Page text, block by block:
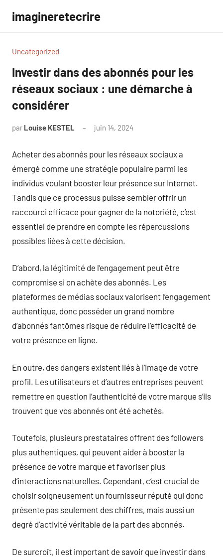
contenu
imagineretecrire
Uncategorized
Investir dans des abonnés pour les
réseaux sociaux : une démarche à
considérer
par Louise KESTEL juin 14, 2024
Acheter des abonnés pour les réseaux sociaux a
émergé comme une stratégie populaire parmi les
individus voulant booster leur présence sur Internet.
Tandis que ce processus puisse sembler offrir un
raccourci efficace pour gagner de la notoriété, c’est
essentiel de prendre en compte les répercussions
possibles liées à cette décision.
D’abord, la légitimité de l’engagement peut être
compromise si on achète des abonnés. Les
plateformes de médias sociaux valorisent l’engagement
authentique, donc posséder un grand nombre
d’abonnés fantômes risque de réduire l’efficacité de
votre présence en ligne.
En outre, des dangers existent liés à l’image de votre
profil. Les utilisateurs et d’autres entreprises peuvent
remettre en question l’authenticité de votre marque s’ils
trouvent que vos abonnés ont été achetés.
Toutefois, plusieurs prestataires offrent des followers
plus authentiques, qui peuvent aider à booster la
présence de votre marque et favoriser plus
d’interactions naturelles. Cependant, c’est crucial de
choisir soigneusement un fournisseur réputé qui donc
présente pas seulement des chiffres, mais aussi un
degré d’activité véritable de la part des abonnés.
De surcroît, il est important de savoir que investir dans